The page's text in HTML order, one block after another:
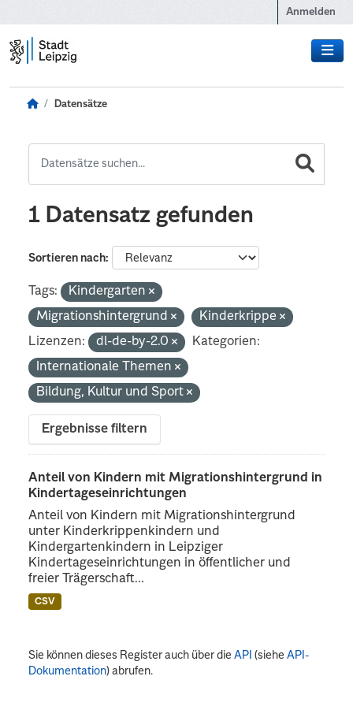
Anmelden
Datensätze
1 Datensatz gefunden
Sortieren nach
Tags:
Kindergarten
Migrationshintergrund
Kinderkrippe
Lizenzen:
dl-de-by-2.0
Kategorien:
Internationale Themen
Bildung, Kultur und Sport
Ergebnisse filtern
Anteil von Kindern mit Migrationshintergrund in
Kindertageseinrichtungen
Anteil von Kindern mit Migrationshintergrund
unter Kinderkrippenkindern und
Kindergartenkindern in Leipziger
Kindertageseinrichtungen in öffentlicher und
freier Trägerschaft...
CSV
Sie können dieses Register auch über dieAPI (sieheAPI-
Dokumentation) abrufen.